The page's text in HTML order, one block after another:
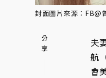
封面圖片來源：FB@
夫
航
會